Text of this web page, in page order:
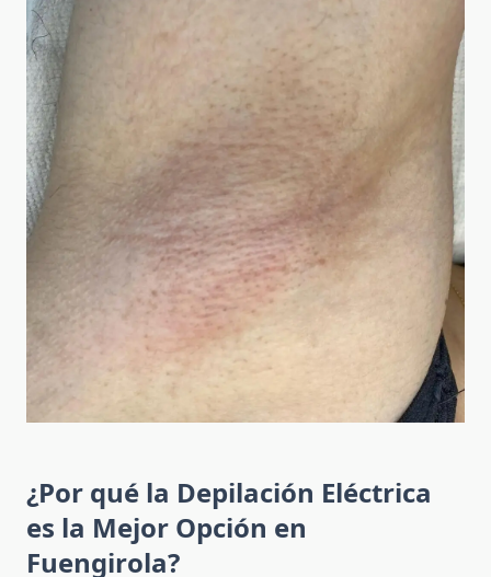
¿Por qué la Depilación Eléctrica
es la Mejor Opción en
Fuengirola?